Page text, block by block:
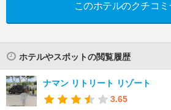
このホテルのクチコミ
ホテルやスポットの閲覧履歴
ナマン リトリート リゾート
3.65